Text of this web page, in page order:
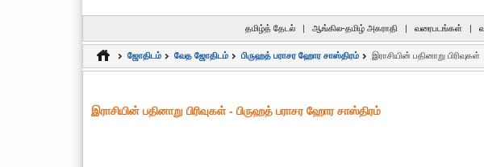
தமிழ்த் தேடல் | ஆங்கில-தமிழ் அகராதி | வரைபடங்கள் |
ஜோதிடம் வேத ஜோதிடம் பிருஹத் பராசர ஹோர சாஸ்திரம் இராசியின் பதினாறு பிரிவுகள்
இராசியின் பதினாறு பிரிவுகள் - பிருஹத் பராசர ஹோர சாஸ்திரம்